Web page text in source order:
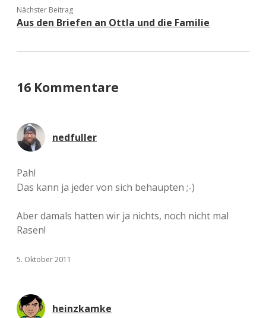
Nächster Beitrag
Aus den Briefen an Ottla und die Familie
16 Kommentare
nedfuller
Pah!
Das kann ja jeder von sich behaupten ;-)
Aber damals hatten wir ja nichts, noch nicht mal
Rasen!
5. Oktober 2011
heinzkamke